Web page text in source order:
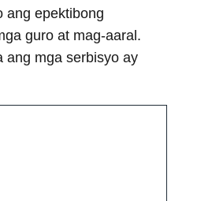
ang epektibong
guro at mag-aaral.
ang mga serbisyo ay